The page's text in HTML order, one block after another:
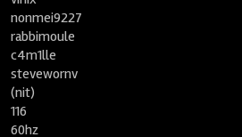
nonmei9227
rabbimoule
c4m1lle
stevewornv
(nit)
116
60hz